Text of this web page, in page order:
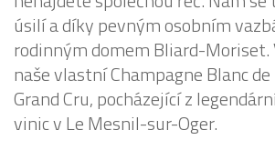
úsilí a díky pevným osobním
rodinným domem Bliard-Moriset.
naše vlastní Champagne Blanc
Grand Cru, pocházející z
vinic v Le Mesnil-sur-Oger.